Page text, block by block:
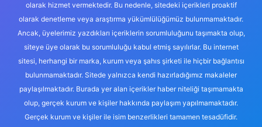
olarak hizmet vermektedir. Bu nedenle, sitedeki içerikleri proaktif
olarak denetleme veya araştırma yükümlülüğümüz bulunmamaktadır.
Ancak, üyelerimiz yazdıkları içeriklerin sorumluluğunu taşımakta olup,
siteye üye olarak bu sorumluluğu kabul etmiş sayılırlar. Bu internet
sitesi, herhangi bir marka, kurum veya şahıs şirketi ile hiçbir bağlantısı
bulunmamaktadır. Sitede yalnızca kendi hazırladığımız makaleler
paylaşılmaktadır. Burada yer alan içerikler haber niteliği taşımamakta
olup, gerçek kurum ve kişiler hakkında paylaşım yapılmamaktadır.
Gerçek kurum ve kişiler ile isim benzerlikleri tamamen tesadüfidir.